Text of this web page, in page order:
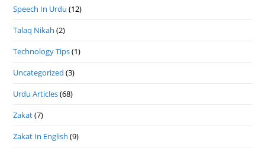
Speech In Urdu (12)
Talaq Nikah (2)
Technology Tips(1)
Uncategorized (3)
Urdu Articles(68)
Zakat(7)
Zakat In English (9)